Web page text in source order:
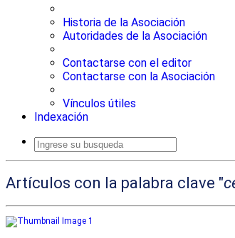
Historia de la Asociación
Autoridades de la Asociación
Contactarse con el editor
Contactarse con la Asociación
Vínculos útiles
Indexación
Artículos con la palabra clave "